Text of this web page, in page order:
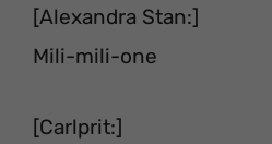
[Alexandra Stan:]
Mili-mili-one
[Carlprit:]